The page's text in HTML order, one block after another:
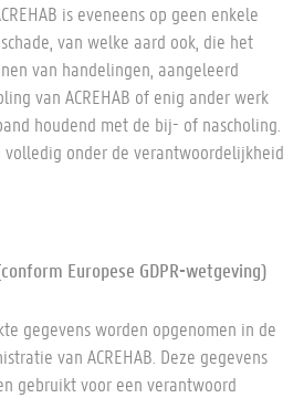
is eveneens op geen enkele
van welke aard ook, die het
van handelingen, aangeleerd
van ACREHAB of enig ander werk
houdend met de bij- of nascholing.
onder de verantwoordelijkheid
Europese GDPR-wetgeving)
gegevens worden opgenomen in de
van ACREHAB. Deze gegevens
gebruikt voor een verantwoord